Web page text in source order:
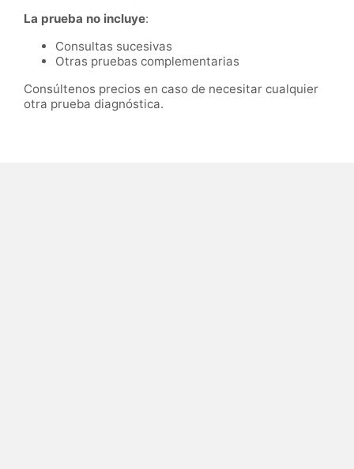
La prueba no incluye:
Consultas sucesivas
Otras pruebas complementarias
Consúltenos precios en caso de necesitar cualquier
otra prueba diagnóstica.